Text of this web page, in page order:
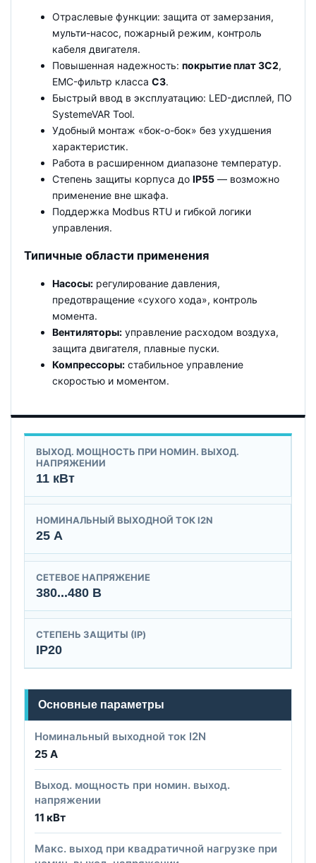
Отраслевые функции: защита от замерзания,
мульти-насос, пожарный режим, контроль
кабеля двигателя.
Повышенная надежность: покрытие плат 3C2,
EMC-фильтр класса C3.
Быстрый ввод в эксплуатацию: LED-дисплей, ПО
SystemeVAR Tool.
Удобный монтаж «бок-о-бок» без ухудшения
характеристик.
Работа в расширенном диапазоне температур.
Степень защиты корпуса до IP55 — возможно
применение вне шкафа.
Поддержка Modbus RTU и гибкой логики
управления.
Типичные области применения
Насосы: регулирование давления,
предотвращение «сухого хода», контроль
момента.
Вентиляторы: управление расходом воздуха,
защита двигателя, плавные пуски.
Компрессоры: стабильное управление
скоростью и моментом.
ВЫХОД. МОЩНОСТЬ ПРИ НОМИН. ВЫХОД.
НАПРЯЖЕНИИ
11 кВт
НОМИНАЛЬНЫЙ ВЫХОДНОЙ ТОК I2N
25 А
СЕТЕВОЕ НАПРЯЖЕНИЕ
380...480 В
СТЕПЕНЬ ЗАЩИТЫ (IP)
IP20
Основные параметры
Номинальный выходной ток I2N
25 А
Выход. мощность при номин. выход.
напряжении
11 кВт
Макс. выход при квадратичной нагрузке при